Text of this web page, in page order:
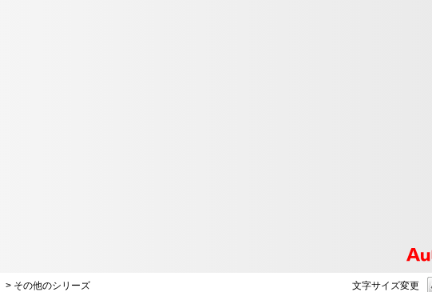
文字サイズ変更
> その他のシリーズ